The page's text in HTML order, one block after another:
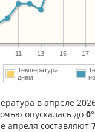
11 13 15 17
Температура
днем
в апреле
опускалась до 0
апреля составляют